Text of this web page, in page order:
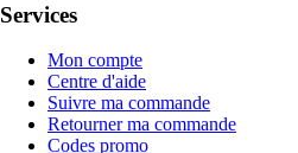
Services
Mon compte
Centre d'aide
Suivre ma commande
Retourner ma commande
Codes promo